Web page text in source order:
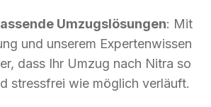
Umzugslösungen: Mit
und unserem Expertenwissen
dass Ihr Umzug nach Nitra so
stressfrei wie möglich verläuft.